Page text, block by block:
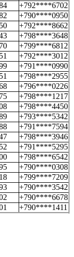
+792****6702
+790****0950
+792****8662
+798****3648
+799****6812
+792****3012
+791****0990
+798****2955
+796****0226
+798****1217
+798****4450
+793****5342
+791****7594
+798****3946
+791****5295
+798****6542
+790****0308
+799****7209
+790****3542
+790****6678
+790****1411